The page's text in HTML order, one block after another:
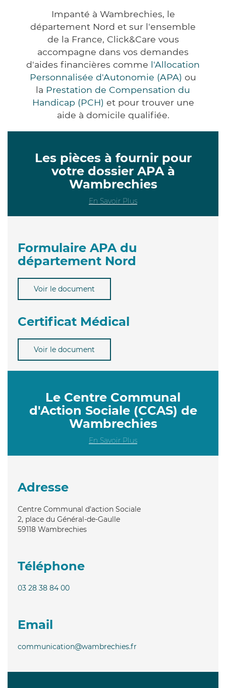
Impanté à Wambrechies, le
département Nord et sur l'ensemble
de la France, Click&Care vous
accompagne dans vos demandes
d'aides financières comme l'Allocation
Personnalisée d'Autonomie (APA) ou
la Prestation de Compensation du
Handicap (PCH) et pour trouver une
aide à domicile qualifiée.
Les pièces à fournir pour
votre dossier APA à
Wambrechies
En Savoir Plus
Formulaire APA du
département Nord
Voir le document
Certificat Médical
Voir le document
Le Centre Communal
d'Action Sociale (CCAS) de
Wambrechies
En Savoir Plus
Adresse
Centre Communal d'action Sociale
2, place du Général-de-Gaulle
59118 Wambrechies
Téléphone
03 28 38 84 00
Email
communication@wambrechies.fr